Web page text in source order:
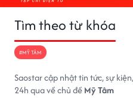
Tìm theo từ khóa
#MỸ TÂM
Saostar cập nhật tin tức, sự
24h qua về chủ đềMỹ Tâm